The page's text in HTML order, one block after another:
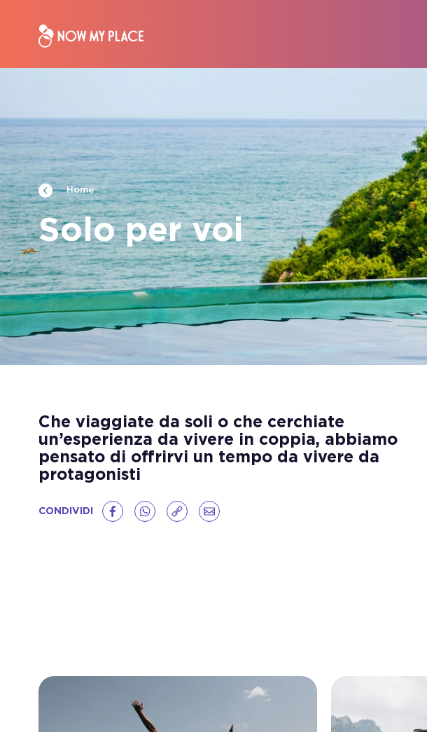
Home
Solo per voi
Che viaggiate da soli o che cerchiate
un’esperienza da vivere in coppia, abbiamo
pensato di offrirvi un tempo da vivere da
protagonisti
CONDIVIDI